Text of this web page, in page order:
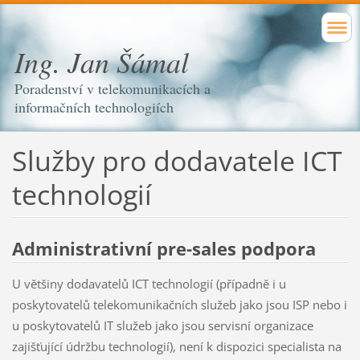
Ing. Jan Šámal
Poradenství v telekomunikacích a
informačních technologiích
Služby pro dodavatele ICT
technologií
Administrativní pre-sales podpora
U většiny dodavatelů ICT technologií (případně i u
poskytovatelů telekomunikačních služeb jako jsou ISP nebo i
u poskytovatelů IT služeb jako jsou servisní organizace
zajišťující údržbu technologií), není k dispozici specialista na